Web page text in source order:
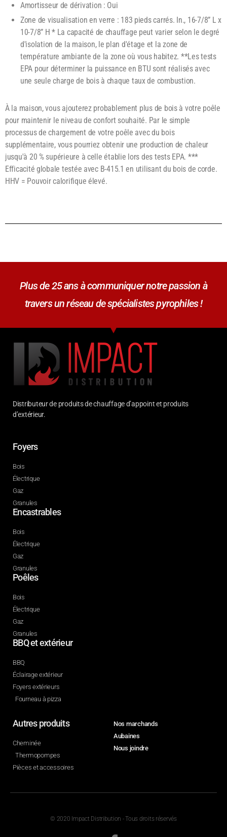
Amortisseur de dérivation : Oui
Zone de visualisation en verre : 183 pieds carrés. In., 16-7/8” L x
10-7/8” H * La capacité de chauffage peut varier selon le degré
d'isolation de la maison, le plan d'étage et la zone de
température ambiante de la zone où vous habitez. **Les tests
EPA pour déterminer la puissance en BTU sont réalisés avec
une seule charge de bois à chaque taux de combustion.
À la maison, vous ajouterez probablement plus de bois à votre poêle
pour maintenir le niveau de confort souhaité. Par le simple
processus de chargement de votre poêle avec du bois
supplémentaire, vous pourriez obtenir une production de chaleur
jusqu'à 20 % supérieure à celle établie lors des tests EPA. ***
Efficacité globale testée avec B-415.1 en utilisant du bois de corde.
HHV = Pouvoir calorifique élevé.
Plus de 25 ans à communiquer notre passion à
travers un réseau de spécialistes pyrophiles !
Distributeur de produits de chauffage d’appoint et produits
d’extérieur.
Foyers
Bois
Électrique
Gaz
Granules
Encastrables
Bois
Électrique
Gaz
Granules
Poêles
Bois
Électrique
Gaz
Granules
BBQ et extérieur
BBQ
Éclairage extérieur
Foyers extérieurs
Fourneau à pizza
Autres produits
Cheminée
Thermopompes
Pièces et accessoires
Nos marchands
Aubaines
Nous joindre
© 2020 Impact Distribution - Tous droits réservés